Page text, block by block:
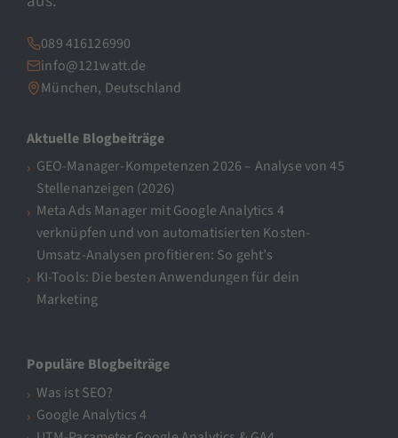
089 416126990
info@121watt.de
München, Deutschland
Aktuelle Blogbeiträge
GEO-Manager-Kompetenzen 2026 – Analyse von 45
Stellenanzeigen (2026)
Meta Ads Manager mit Google Analytics 4
verknüpfen und von automatisierten Kosten-
Umsatz-Analysen profitieren: So geht’s
KI-Tools: Die besten Anwendungen für dein
Marketing
Populäre Blogbeiträge
Was ist SEO?
Google Analytics 4